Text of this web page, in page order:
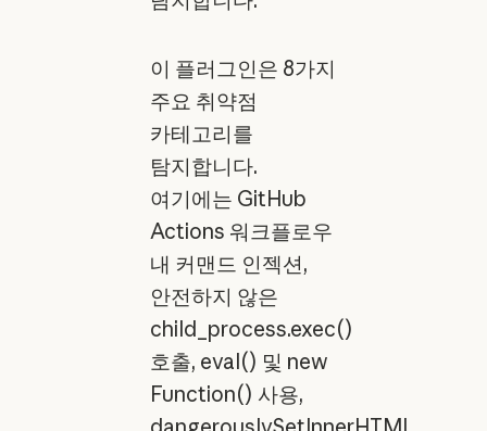
이 플러그인은 8가지
주요 취약점
카테고리를
탐지합니다.
여기에는 GitHub
Actions 워크플로우
내 커맨드 인젝션,
안전하지 않은
child_process.exec()
호출, eval() 및 new
Function() 사용,